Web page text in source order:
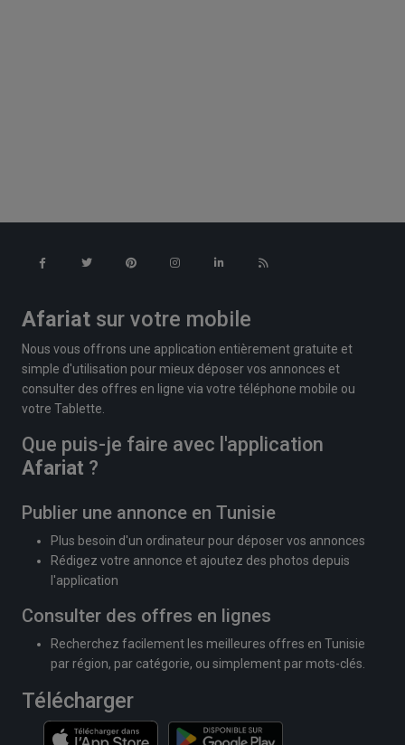
Afariat sur votre mobile
Nous vous offrons une application entièrement gratuite et
simple d'utilisation pour mieux déposer vos annonces et
consulter des offres en ligne via votre téléphone mobile ou
votre Tablette.
Que puis-je faire avec l'application
Afariat ?
Publier une annonce en Tunisie
Plus besoin d'un ordinateur pour déposer vos annonces
Rédigez votre annonce et ajoutez des photos depuis
l'application
Consulter des offres en lignes
Recherchez facilement les meilleures offres en Tunisie
par région, par catégorie, ou simplement par mots-clés.
Télécharger